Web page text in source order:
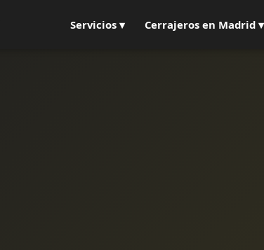
Servicios ▾ Cerrajeros en Madrid ▾